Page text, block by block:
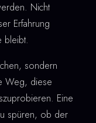
Nicht
Erfahrung
bleibt.
sondern
Weg, diese
Eine
spüren, ob der